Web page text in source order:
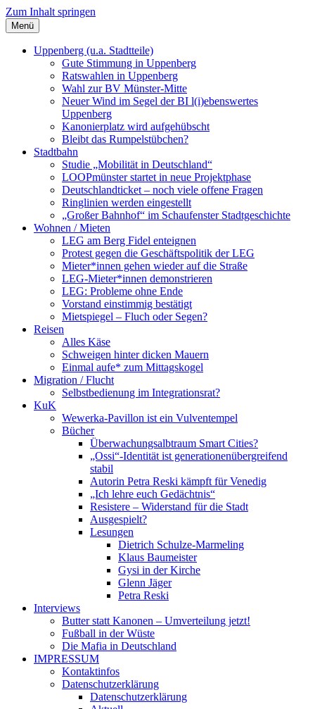
Zum Inhalt springen
Szybalski.de
Infos über und von Werner Szybalski (Münster)
Menü
Uppenberg (u.a. Stadtteile)
Gute Stimmung in Uppenberg
Ratswahlen in Uppenberg
Wahl zur BV Münster-Mitte
Neuer Wind im Segel der BI l(i)ebenswertes
Uppenberg
Kanonierplatz wird aufgehübscht
Bleibt das Rumpelstübchen?
Stadtbahn
Studie „Mobilität in Deutschland“
LOOPmünster startet in neue Projektphase
Deutschlandticket – noch viele offene Fragen
Ringlinien werden eingestellt
„Großer Bahnhof“ im Schaufenster Stadtgeschichte
Wohnen / Mieten
LEG am Berg Fidel enteignen
Protest gegen die Geschäftspolitik der LEG
Mieter*innen gehen wieder auf die Straße
LEG-Mieter*innen demonstrieren
LEG: Probleme ohne Ende
Vorstand einstimmig bestätigt
Mietspiegel – Fluch oder Segen?
Reisen
Alles Käse
Schweigen hinter dicken Mauern
Einmal aufe* zum Mittagskogel
Migration / Flucht
Selbstbedienung im Integrationsrat?
KuK
Wewerka-Pavillon ist ein Vulventempel
Bücher
Überwachungsalbtraum Smart Cities?
„Ossi“-Identität ist generationenübergreifend
stabil
Autorin Petra Reski kämpft für Venedig
„Ich lehre euch Gedächtnis“
Resistere – Widerstand für die Stadt
Ausgespielt?
Lesungen
Dietrich Schulze-Marmeling
Klaus Baumeister
Gysi in der Kirche
Glenn Jäger
Petra Reski
Interviews
Butter statt Kanonen – Umverteilung jetzt!
Fußball in der Wüste
Die Mafia in Deutschland
IMPRESSUM
Kontaktinfos
Datenschutzerklärung
Datenschutzerklärung